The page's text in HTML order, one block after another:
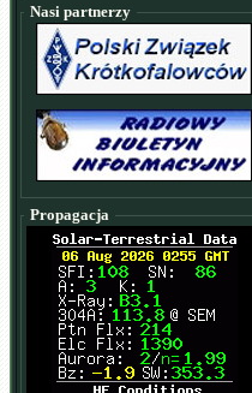
Nasi partnerzy
Propagacja